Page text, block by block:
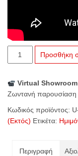
1136
ποσότητα
Προσθήκη
Virtual
Ζωντανή παρουσίαση
Κωδικός προϊόντος:
(Εκτός) Ετικέτα:
Περιγραφή